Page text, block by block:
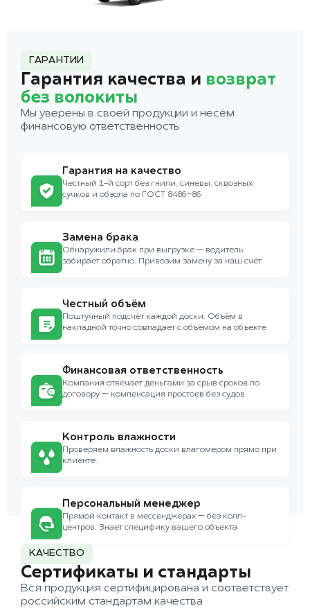
ГАРАНТИИ
Гарантия качества и возврат
без волокиты
Мы уверены в своей продукции и несём
финансовую ответственность
Гарантия на качество
Честный 1-й сорт без гнили, синевы, сквозных
сучков и обзола по ГОСТ 8486–86
Замена брака
Обнаружили брак при выгрузке — водитель
забирает обратно. Привозим замену за наш счёт
Честный объём
Поштучный подсчёт каждой доски. Объём в
накладной точно совпадает с объёмом на объекте
Финансовая ответственность
Компания отвечает деньгами за срыв сроков по
договору — компенсация простоев без судов
Контроль влажности
Проверяем влажность доски влагомером прямо при
клиенте.
Персональный менеджер
Прямой контакт в мессенджерах — без колл-
центров. Знает специфику вашего объекта
КАЧЕСТВО
Сертификаты и стандарты
Вся продукция сертифицирована и соответствует
российским стандартам качества